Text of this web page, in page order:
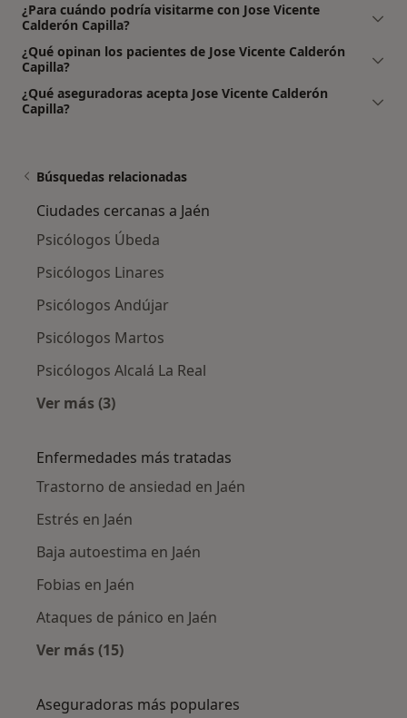
¿Para cuándo podría visitarme con Jose Vicente
Calderón Capilla?
¿Qué opinan los pacientes de Jose Vicente Calderón
Capilla?
¿Qué aseguradoras acepta Jose Vicente Calderón
Capilla?
Búsquedas relacionadas
Ciudades cercanas a Jaén
Psicólogos Úbeda
Psicólogos Linares
Psicólogos Andújar
Psicólogos Martos
Psicólogos Alcalá La Real
Ver más (3)
Enfermedades más tratadas
Trastorno de ansiedad en Jaén
Estrés en Jaén
Baja autoestima en Jaén
Fobias en Jaén
Ataques de pánico en Jaén
Ver más (15)
Aseguradoras más populares